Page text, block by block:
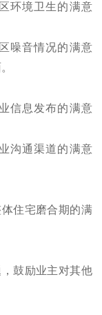
环境卫生的满意
噪音情况的满意
信息发布的满意
沟通渠道的满意
住宅磨合期的满
鼓励业主对其他